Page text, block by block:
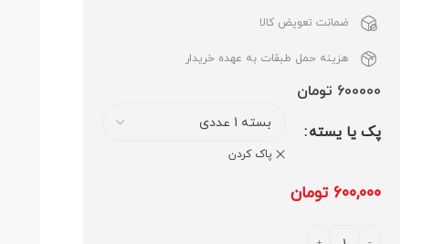
ضمانت تعویض کالا
هزینه حمل طبقات به عهده خریدار
600000 تومان
پک یا یسته
پاک کردن
600,000 تومان